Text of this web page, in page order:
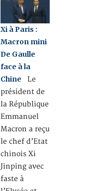
Xi à Paris :
Macron mini
De Gaulle
face à la
Chine Le
président de
la République
Emmanuel
Macron a reçu
le chef d’Etat
chinois Xi
Jinping avec
faste à